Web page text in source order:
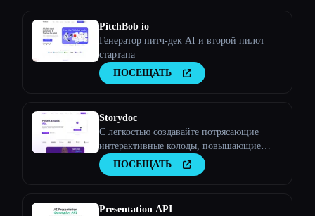
PitchBob io
Генератор питч-дек AI и второй пилот
стартапа
ПОСЕЩАТЬ
Storydoc
С легкостью создавайте потрясающие
интерактивные колоды, повышающие
вовлеченность.
ПОСЕЩАТЬ
Presentation API